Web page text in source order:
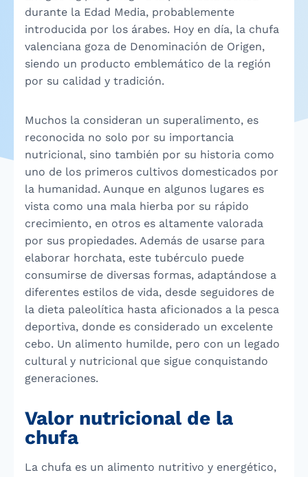
durante la Edad Media, probablemente
introducida por los árabes. Hoy en día, la chufa
valenciana goza de Denominación de Origen,
siendo un producto emblemático de la región
por su calidad y tradición.
Muchos la consideran un superalimento, es
reconocida no solo por su importancia
nutricional, sino también por su historia como
uno de los primeros cultivos domesticados por
la humanidad. Aunque en algunos lugares es
vista como una mala hierba por su rápido
crecimiento, en otros es altamente valorada
por sus propiedades. Además de usarse para
elaborar horchata, este tubérculo puede
consumirse de diversas formas, adaptándose a
diferentes estilos de vida, desde seguidores de
la dieta paleolítica hasta aficionados a la pesca
deportiva, donde es considerado un excelente
cebo. Un alimento humilde, pero con un legado
cultural y nutricional que sigue conquistando
generaciones.
Valor nutricional de la
chufa
La chufa es un alimento nutritivo y energético,